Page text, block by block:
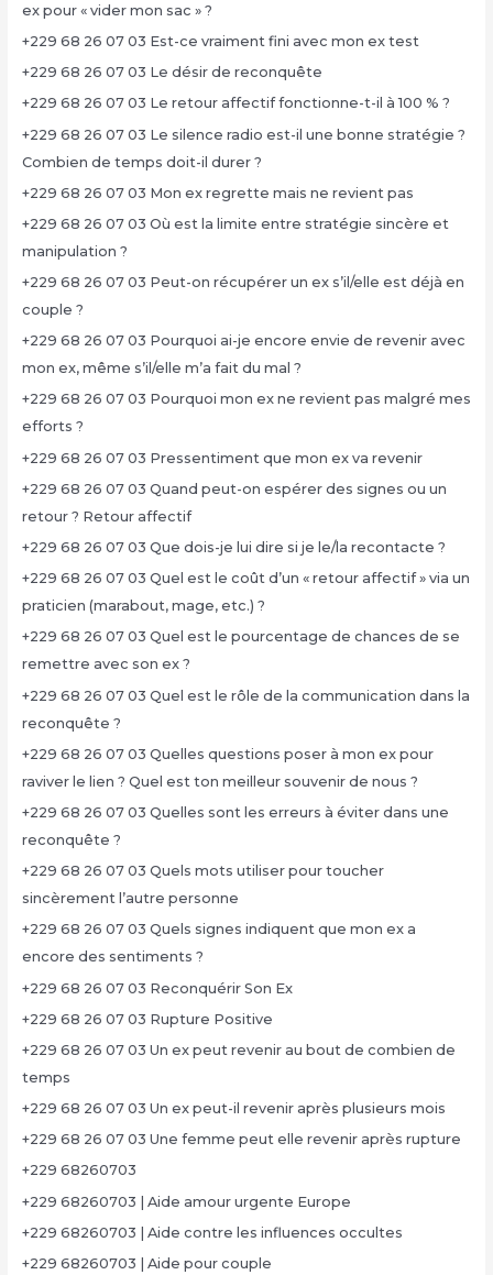
ex pour « vider mon sac » ?
+229 68 26 07 03 Est-ce vraiment fini avec mon ex test
+229 68 26 07 03 Le désir de reconquête
+229 68 26 07 03 Le retour affectif fonctionne-t-il à 100 % ?
+229 68 26 07 03 Le silence radio est-il une bonne stratégie ?
Combien de temps doit-il durer ?
+229 68 26 07 03 Mon ex regrette mais ne revient pas
+229 68 26 07 03 Où est la limite entre stratégie sincère et
manipulation ?
+229 68 26 07 03 Peut-on récupérer un ex s’il/elle est déjà en
couple ?
+229 68 26 07 03 Pourquoi ai-je encore envie de revenir avec
mon ex, même s’il/elle m’a fait du mal ?
+229 68 26 07 03 Pourquoi mon ex ne revient pas malgré mes
efforts ?
+229 68 26 07 03 Pressentiment que mon ex va revenir
+229 68 26 07 03 Quand peut-on espérer des signes ou un
retour ? Retour affectif
+229 68 26 07 03 Que dois-je lui dire si je le/la recontacte ?
+229 68 26 07 03 Quel est le coût d’un « retour affectif » via un
praticien (marabout, mage, etc.) ?
+229 68 26 07 03 Quel est le pourcentage de chances de se
remettre avec son ex ?
+229 68 26 07 03 Quel est le rôle de la communication dans la
reconquête ?
+229 68 26 07 03 Quelles questions poser à mon ex pour
raviver le lien ? Quel est ton meilleur souvenir de nous ?
+229 68 26 07 03 Quelles sont les erreurs à éviter dans une
reconquête ?
+229 68 26 07 03 Quels mots utiliser pour toucher
sincèrement l’autre personne
+229 68 26 07 03 Quels signes indiquent que mon ex a
encore des sentiments ?
+229 68 26 07 03 Reconquérir Son Ex
+229 68 26 07 03 Rupture Positive
+229 68 26 07 03 Un ex peut revenir au bout de combien de
temps
+229 68 26 07 03 Un ex peut-il revenir après plusieurs mois
+229 68 26 07 03 Une femme peut elle revenir après rupture
+229 68260703
+229 68260703 | Aide amour urgente Europe
+229 68260703 | Aide contre les influences occultes
+229 68260703 | Aide pour couple